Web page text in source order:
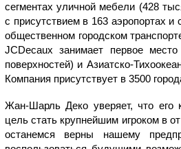
сегментах уличной мебели (428
с присутствием в 163 аэропортах
общественном городском
JCDecaux занимает первое
поверхностей) и Азиатско-
Компания присутствует в 3500
Жан-Шарль Деко уверяет, что его
цель стать крупнейшим игроком в
останемся верны нашему